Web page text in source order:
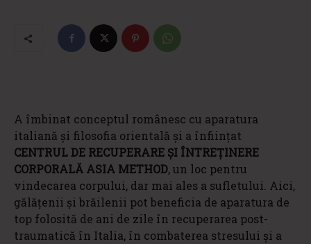
A îmbinat conceptul românesc cu aparatura
italiană și filosofia orientală și a înființat
CENTRUL DE RECUPERARE ȘI ÎNTREȚINERE
CORPORALĂ ASIA METHOD, un loc pentru
vindecarea corpului, dar mai ales a sufletului. Aici,
gălățenii și brăilenii pot beneficia de aparatura de
top folosită de ani de zile în recuperarea post-
traumatică în Italia, în combaterea stresului și a